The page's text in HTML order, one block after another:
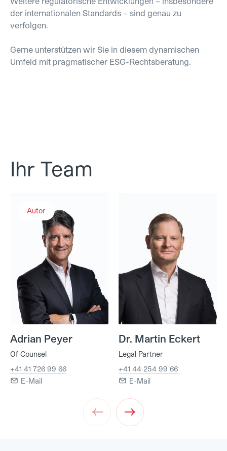
der internationalen Standards – sind genau zu
verfolgen.
Gerne unterstützen wir Sie in diesem dynamischen
Umfeld mit pragmatischer ESG-Rechtsberatung.
Ihr Team
Autor
Adrian Peyer
Of Counsel
+41 41 726 99 66
E-Mail
Dr. Martin Eckert
Legal Partner
+41 44 254 99 66
E-Mail
Next